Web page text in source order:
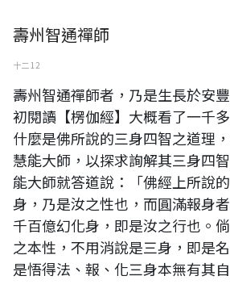
壽州智通禪師
十二 12
壽州智通禪師者，乃是生長於安
初閱讀【楞伽經】大概看了一千
什麼是佛所說的三身四智之道理
慧能大師，以探求詢解其三身四
能大師就答道說：「佛經上所說
身，乃是汝之性也，而圓滿報身
千百億幻化身，即是汝之行也。
之本性，不用消說是三身，即是
是悟得法、報、化三身本無有其